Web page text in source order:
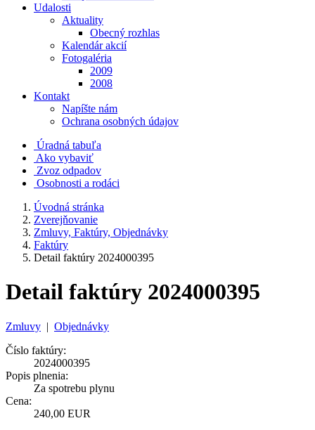
Udalosti
Aktuality
Obecný rozhlas
Kalendár akcií
Fotogaléria
2009
2008
Kontakt
Napíšte nám
Ochrana osobných údajov
Úradná tabuľa
Ako vybaviť
Zvoz odpadov
Osobnosti a rodáci
Úvodná stránka
Zverejňovanie
Zmluvy, Faktúry, Objednávky
Faktúry
Detail faktúry 2024000395
Detail faktúry 2024000395
Zmluvy | Objednávky
Číslo faktúry:
2024000395
Popis plnenia:
Za spotrebu plynu
Cena:
240,00 EUR